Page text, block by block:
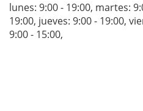
lunes: 9:00 - 19:00, martes:
19:00, jueves: 9:00 - 19:00,
9:00 - 15:00,